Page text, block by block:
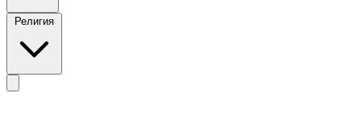
Религия